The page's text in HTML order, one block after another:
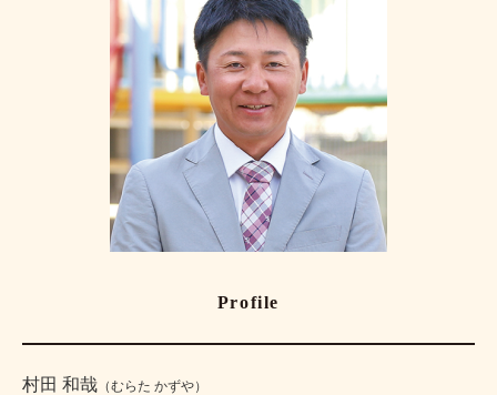
Profile
村田 和哉 （むらた かずや）